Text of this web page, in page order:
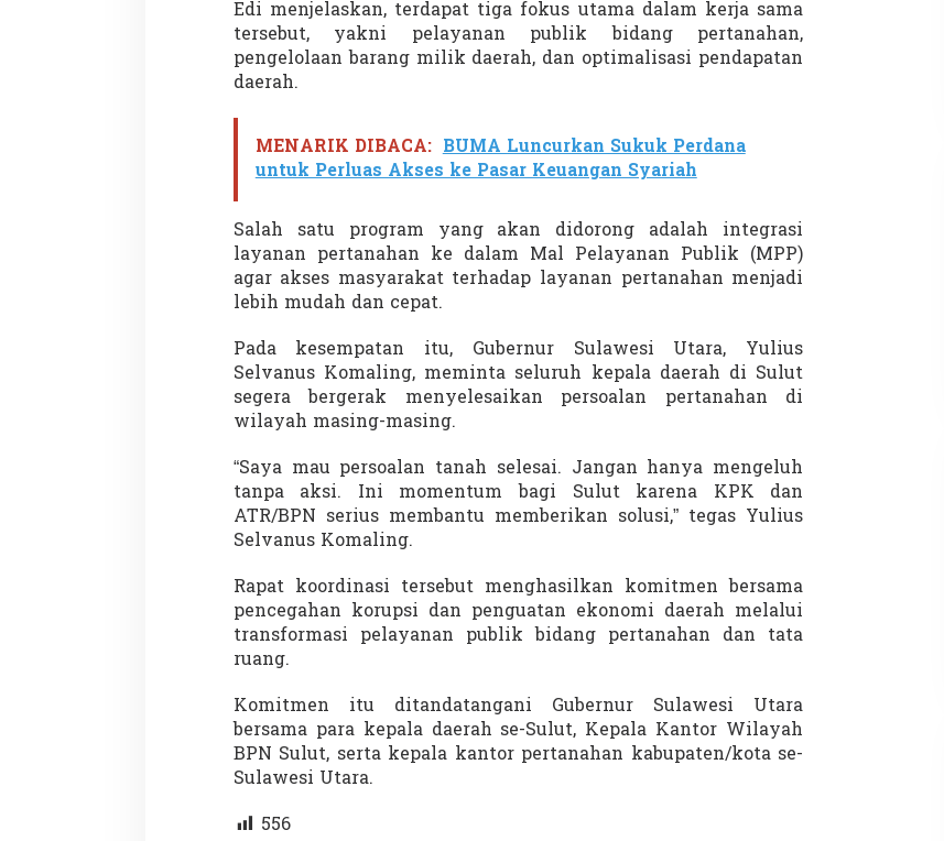
Edi menjelaskan, terdapat tiga fokus utama dalam kerja sama
tersebut, yakni pelayanan publik bidang pertanahan,
pengelolaan barang milik daerah, dan optimalisasi pendapatan
daerah.
MENARIK DIBACA: BUMA Luncurkan Sukuk Perdana
untuk Perluas Akses ke Pasar Keuangan Syariah
Salah satu program yang akan didorong adalah integrasi
layanan pertanahan ke dalam Mal Pelayanan Publik (MPP)
agar akses masyarakat terhadap layanan pertanahan menjadi
lebih mudah dan cepat.
Pada kesempatan itu, Gubernur Sulawesi Utara, Yulius
Selvanus Komaling, meminta seluruh kepala daerah di Sulut
segera bergerak menyelesaikan persoalan pertanahan di
wilayah masing-masing.
“Saya mau persoalan tanah selesai. Jangan hanya mengeluh
tanpa aksi. Ini momentum bagi Sulut karena KPK dan
ATR/BPN serius membantu memberikan solusi,” tegas Yulius
Selvanus Komaling.
Rapat koordinasi tersebut menghasilkan komitmen bersama
pencegahan korupsi dan penguatan ekonomi daerah melalui
transformasi pelayanan publik bidang pertanahan dan tata
ruang.
Komitmen itu ditandatangani Gubernur Sulawesi Utara
bersama para kepala daerah se-Sulut, Kepala Kantor Wilayah
BPN Sulut, serta kepala kantor pertanahan kabupaten/kota se-
Sulawesi Utara.
556
Partisipasi Pemuda dalam
Pelayanan Sukarela Internasional
Eksplore Meranti – Yok ke Meranti